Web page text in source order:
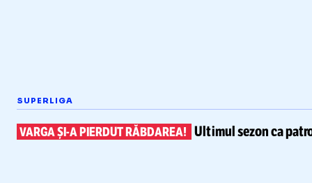
SUPERLIGA
VARGAȘI-APIERDUT RĂBDAREA! Ultimul sezon ca